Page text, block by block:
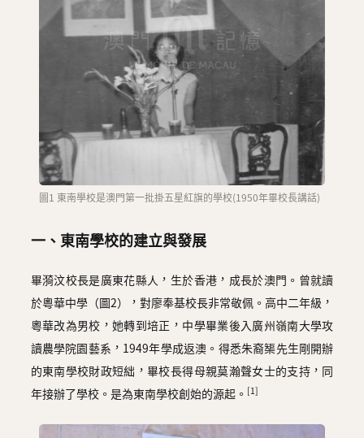
圖1 東南學校是澳門第一批掛五星紅旗的學校(1950年畢校長講話)
一、東南學校的建立與發展
畢漪汶校長是廣東花縣人，生於香港，成長於澳門。曾就讀
於粵華中學（圖2），對廖奉基校長非常敬佩。高中二年級，
粵華改為男校，她轉到培正，中學畢業後入廣州嶺南大學攻
讀農學院園藝系，1949年學成返澳。得悉朱裔榘先生剛開辦
的東南學校財政短絀，畢校長得母親莫瀚聲女士的支持，同
年接辦了學校。是為東南學校創始的源起。
[1]